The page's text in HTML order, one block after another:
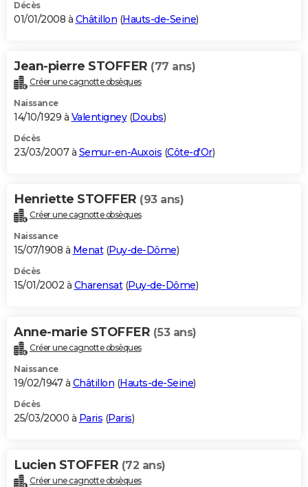
Décès
01/01/2008 à Châtillon (Hauts-de-Seine)
Jean-pierre STOFFER (77 ans)
Créer une cagnotte obsèques
Naissance
14/10/1929 à Valentigney(Doubs)
Décès
23/03/2007 à Semur-en-Auxois (Côte-d'Or)
Henriette STOFFER (93 ans)
Créer une cagnotte obsèques
Naissance
15/07/1908 à Menat(Puy-de-Dôme)
Décès
15/01/2002 à Charensat(Puy-de-Dôme)
Anne-marie STOFFER (53 ans)
Créer une cagnotte obsèques
Naissance
19/02/1947 à Châtillon (Hauts-de-Seine)
Décès
25/03/2000 à Paris (Paris)
Lucien STOFFER (72 ans)
Créer une cagnotte obsèques